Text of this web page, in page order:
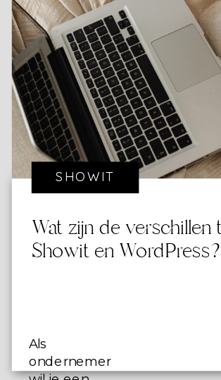
in deze
blog lees je
waarom dat
niet voor
niets is!
Als
ondernemer
Wat zijn de verschillen
Showit en WordPress?
SHOWIT